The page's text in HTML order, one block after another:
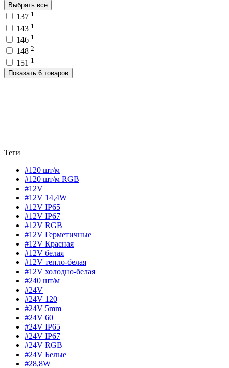
Выбрать все
137 1
143 1
146 1
148 2
151 1
Показать 6 товаров
Теги
#120 шт/м
#120 шт/м RGB
#12V
#12V 14,4W
#12V IP65
#12V IP67
#12V RGB
#12V Герметичные
#12V Красная
#12V белая
#12V тепло-белая
#12V холодно-белая
#240 шт/м
#24V
#24V 120
#24V 5mm
#24V 60
#24V IP65
#24V IP67
#24V RGB
#24V Белые
#28,8W